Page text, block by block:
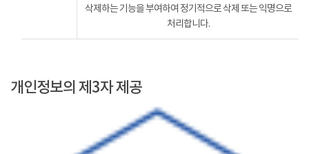
삭제하는 기능을 부여하여 정기적으로 삭제 또는 익명으로
처리합니다.
개인정보의 제3자 제공